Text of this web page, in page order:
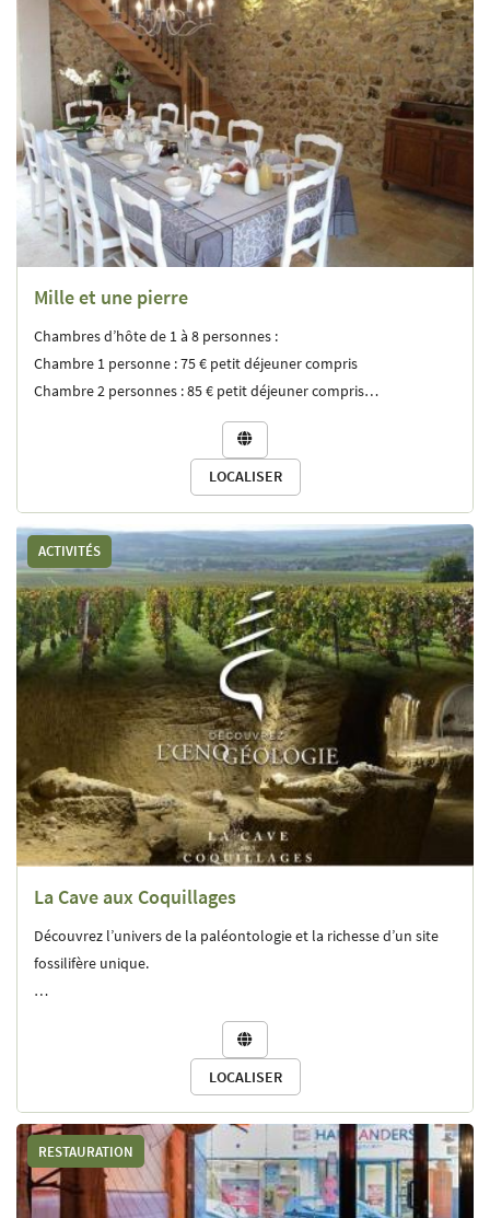
Mille et une pierre
Chambres d’hôte de 1 à 8 personnes :
Chambre 1 personne : 75 € petit déjeuner compris
Chambre 2 personnes : 85 € petit déjeuner compris
Suite 3 personnes : 160 € petit déjeuner compris
Suite 4 personnes : 170 € petit déjeuner compris
Table d'hôte : 35 €/personne.

LOCALISER
ACTIVITÉS
La Cave aux Coquillages
Découvrez l’univers de la paléontologie et la richesse d’un site
fossilifère unique.
Imaginez, il y a 45 millions d’années, la Champagne était une
plage tropicale, arpentée par des Campaniles giganteum
(escargots géants de plus de 40 cm de long !).

LOCALISER
RESTAURATION